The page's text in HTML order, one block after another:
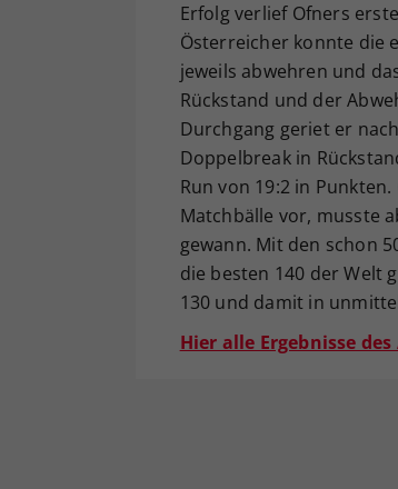
Erfolg verlief Ofners
Österreicher konnte die
jeweils abwehren und
Rückstand und der
Durchgang geriet er
Doppelbreak in
Run von 19:2 in
Matchbälle vor, musste
gewann. Mit den schon
die besten 140 der Welt
130 und damit in
Hier alle Ergebnisse